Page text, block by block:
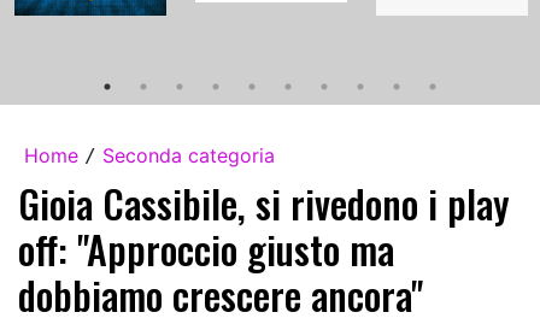
Home / Seconda categoria
Gioia Cassibile, si rivedono i play
off: "Approccio giusto ma
dobbiamo crescere ancora"